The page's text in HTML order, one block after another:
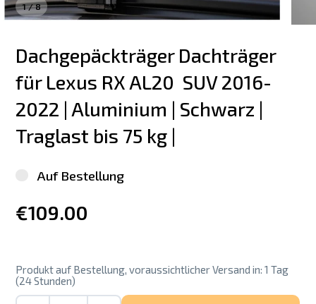
1/8
Dachgepäckträger Dachträger
für Lexus RX AL20  SUV 2016-
2022 | Aluminium | Schwarz |
Traglast bis 75 kg |
Auf Bestellung
€109.00
Produkt auf Bestellung, voraussichtlicher Versand in: 1 Tag
(24 Stunden)